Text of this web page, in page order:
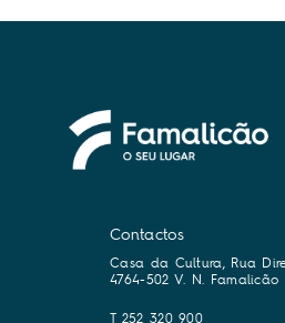
Contactos
Casa da Cultura, Rua
4764-502 V. N. Famalicão
T 252 320 900